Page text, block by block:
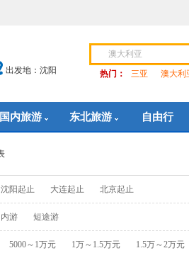
出发地：沈阳 热门： 三亚 澳大利
国内旅游 东北旅游 自由行
沈阳起止 大连起止 北京起止
内游 短途游
5000～1万元 1万～1.5万元 1.5万～2万元